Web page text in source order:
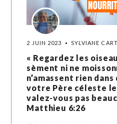
2 JUIN 2023 SYLVIANE
« Regardez les
sèment ni ne
n’amassent rien
votre Père céleste
valez-vous pas
Matthieu‬ ‭6‬:‭26‬ ‭